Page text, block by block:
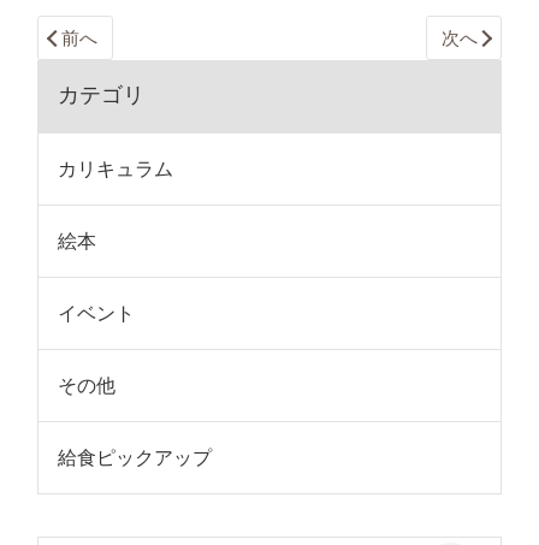
前へ 次へ
カテゴリ
カリキュラム
絵本
イベント
その他
給食ピックアップ